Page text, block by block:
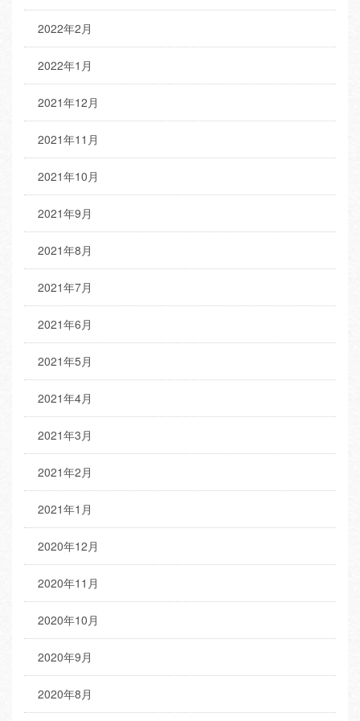
2022年2月
2022年1月
2021年12月
2021年11月
2021年10月
2021年9月
2021年8月
2021年7月
2021年6月
2021年5月
2021年4月
2021年3月
2021年2月
2021年1月
2020年12月
2020年11月
2020年10月
2020年9月
2020年8月